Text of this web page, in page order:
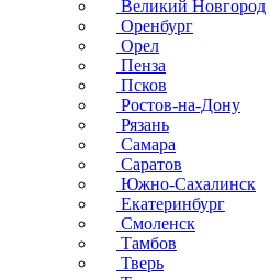
Великий Новгород
Оренбург
Орел
Пенза
Псков
Ростов-на-Дону
Рязань
Самара
Саратов
Южно-Сахалинск
Екатеринбург
Смоленск
Тамбов
Тверь